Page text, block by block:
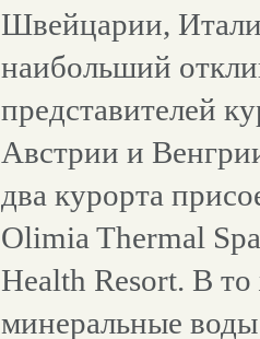
Швейцарии,
наибольший
представителей
Австрии и
два курорта
Olimia Thermal
Health Resort. В
минеральные